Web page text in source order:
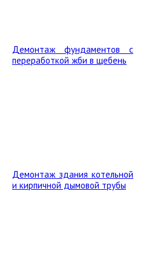
Демонтаж фундаментов с
переработкой жби в щебень
Демонтаж здания котельной
и кирпичной дымовой трубы